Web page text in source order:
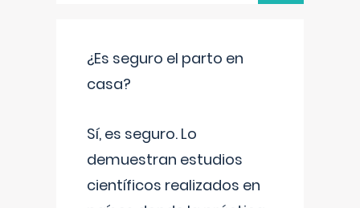
¿Es seguro el parto en
casa?
Sí, es seguro. Lo
demuestran estudios
científicos realizados en